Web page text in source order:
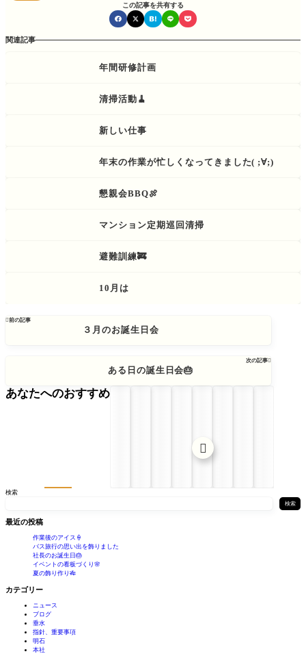
この記事を共有する
関連記事
年間研修計画
清掃活動🧹
新しい仕事
年末の作業が忙しくなってきました( ;∀;)
懇親会BBQ🍖
マンション定期巡回清掃
避難訓練🚒
10月は
前の記事
３月のお誕生日会
次の記事
ある日の誕生日会🎂
検索
検索
最近の投稿
作業後のアイス🍦
バス旅行の思い出を飾りました
社長のお誕生日🎂
イベントの看板づくり🌸
夏の飾り作り🎋
カテゴリー
ニュース
ブログ
垂水
指針、重要事項
明石
本社
あなたへのおすすめ
